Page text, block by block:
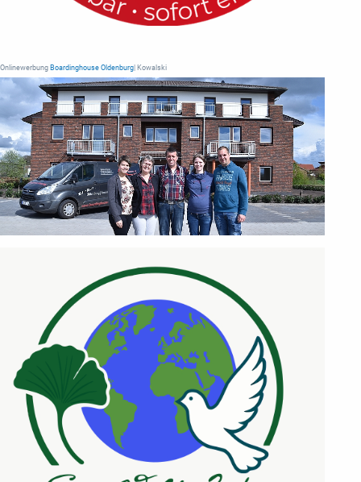
Onlinewerbung Boardinghouse Oldenburg | Kowalski